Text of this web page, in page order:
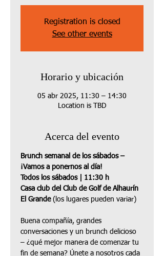
Registration is closed
See other events
Horario y ubicación
05 abr 2025, 11:30 – 14:30
Location is TBD
Acerca del evento
Brunch semanal de los sábados –
¡Vamos a ponernos al día!
Todos los sábados | 11:30 h
Casa club del Club de Golf de Alhaurín
El Grande (los lugares pueden variar)
Buena compañía, grandes
conversaciones y un brunch delicioso
– ¿qué mejor manera de comenzar tu
fin de semana? Únete a nosotros cada